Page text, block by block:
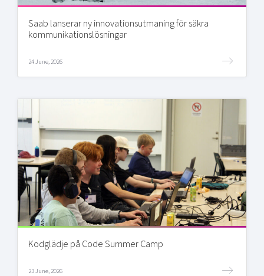
Saab lanserar ny innovationsutmaning för säkra
kommunikationslösningar
24 June, 2026
Kodglädje på Code Summer Camp
23 June, 2026